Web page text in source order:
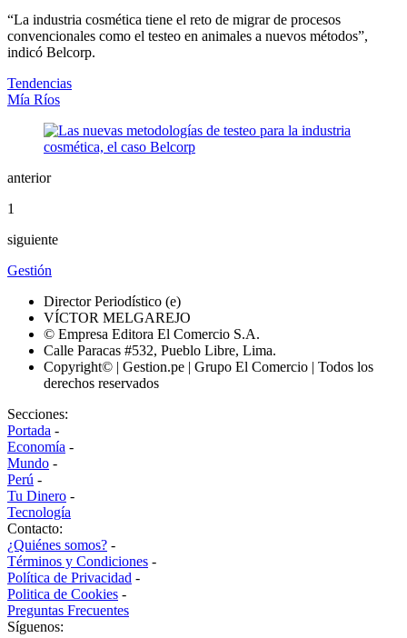
“La industria cosmética tiene el reto de migrar de procesos
convencionales como el testeo en animales a nuevos métodos”,
indicó Belcorp.
Tendencias
Mía Ríos
anterior
1
siguiente
Gestión
Director Periodístico (e)
VÍCTOR MELGAREJO
© Empresa Editora El Comercio S.A.
Calle Paracas #532, Pueblo Libre, Lima.
Copyright© | Gestion.pe | Grupo El Comercio | Todos los
derechos reservados
Secciones:
Portada -
Economía -
Mundo -
Perú -
Tu Dinero -
Tecnología
Contacto:
¿Quiénes somos? -
Términos y Condiciones -
Política de Privacidad -
Politica de Cookies -
Preguntas Frecuentes
Síguenos: